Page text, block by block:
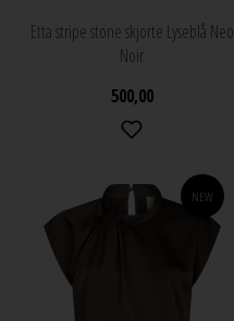
Etta stripe stone skjorte Lyseblå Neo
Noir
500,00
NEW